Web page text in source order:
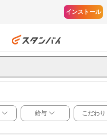
インストール
給与 こだわり